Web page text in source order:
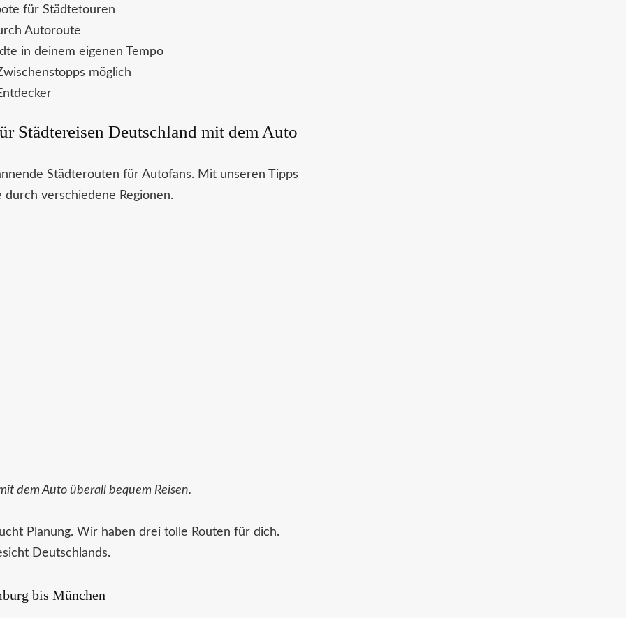
für Städtetouren
Autoroute
in deinem eigenen Tempo
möglich
Städtereisen Deutschland mit dem Auto
Städterouten für Autofans. Mit unseren Tipps
verschiedene Regionen.
dem Auto überall bequem Reisen.
Planung. Wir haben drei tolle Routen für dich.
Deutschlands.
bis München